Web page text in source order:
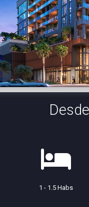
1 - 1.5 Habs